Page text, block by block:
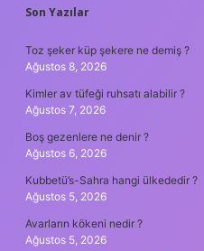
SIDEBAR
Son Yazılar
Toz şeker küp şekere ne demiş ?
Ağustos 8, 2026
Kimler av tüfeği ruhsatı alabilir ?
Ağustos 7, 2026
Boş gezenlere ne denir ?
Ağustos 6, 2026
Kubbetü’s-Sahra hangi ülkededir ?
Ağustos 5, 2026
Avarların kökeni nedir ?
Ağustos 5, 2026